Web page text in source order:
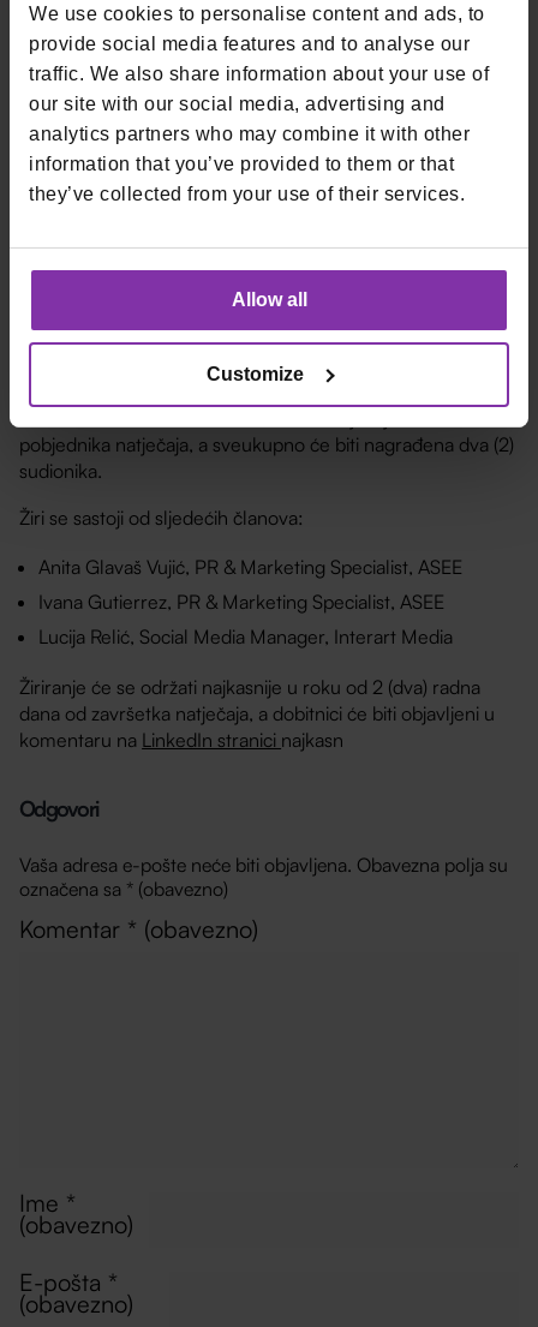
We use cookies to personalise content and ads, to
provide social media features and to analyse our
traffic. We also share information about your use of
our site with our social media, advertising and
analytics partners who may combine it with other
information that you’ve provided to them or that
they’ve collected from your use of their services.
Allow all
Customize
potrebe za navođenjem imena autora i to vremenski,
prostorno, medijski i sadržajno neograničeno te bez
posebne naknade autoru osim nagrade na koju ima pravo
ukoliko je pobjednik Natječaja. Sudionik daje suglasnost
Organizatoru da na temelju svojeg prava iskorištavanja iz
ovog članka to pravo prenese na treće osobe u istom
opsegu.
Članak 6.
Cilj Natječaja je odabir dva najkreativnija odgovora
Sudionika na postavljeno nagradno pitanje te njihovo
nagrađivanje. Natječaj se sastoji od jednog kruga koji traje 3
pobjednika natječaja, a sveukupno će biti nagrađena dva (2)
sudionika.
Žiri se sastoji od sljedećih članova:
Anita Glavaš Vujić, PR & Marketing Specialist, ASEE
Ivana Gutierrez, PR & Marketing Specialist, ASEE
Lucija Relić, Social Media Manager, Interart Media
Žiriranje će se održati najkasnije u roku od 2 (dva) radna
dana od završetka natječaja, a dobitnici će biti objavljeni u
komentaru na LinkedIn stranici najkasn
Odgovori
Vaša adresa e-pošte neće biti objavljena. Obavezna polja su
označena sa * (obavezno)
Komentar * (obavezno)
Ime *
(obavezno)
E-pošta *
(obavezno)